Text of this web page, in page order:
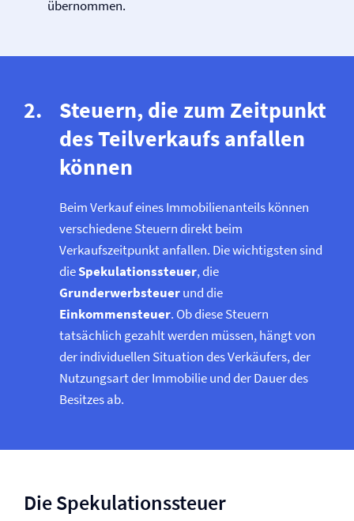
übernommen.
Steuern, die zum Zeitpunkt
des Teilverkaufs anfallen
können
Beim Verkauf eines Immobilienanteils können
verschiedene Steuern direkt beim
Verkaufszeitpunkt anfallen. Die wichtigsten sind
dieSpekulationssteuer, die
Grunderwerbsteuerund die
Einkommensteuer. Ob diese Steuern
tatsächlich gezahlt werden müssen, hängt von
der individuellen Situation des Verkäufers, der
Nutzungsart der Immobilie und der Dauer des
Besitzes ab.
Die Spekulationssteuer